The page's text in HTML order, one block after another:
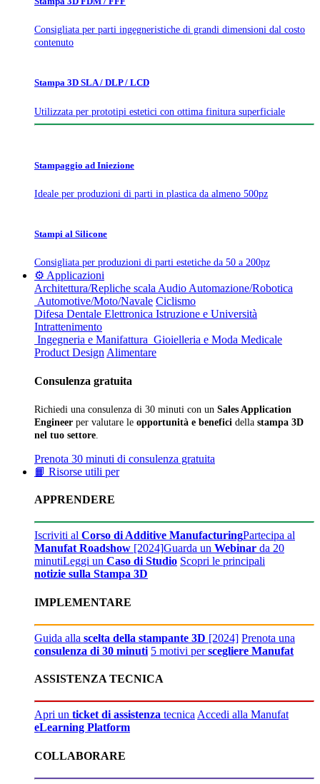
Consigliata per parti ingegneristiche di grandi dimensioni dal costo
contenuto
Stampa 3D SLA / DLP / LCD
Utilizzata per prototipi estetici con ottima finitura superficiale
Stampaggio ad Iniezione
Ideale per produzioni di parti in plastica da almeno 500pz
Stampi al Silicone
Consigliata per produzioni di parti estetiche da 50 a 200pz
⚙️ Applicazioni
Architettura/Repliche scala Audio Automazione/Robotica
Automotive/Moto/Navale Ciclismo
Difesa Dentale Elettronica Istruzione e Università
Intrattenimento
Ingegneria e Manifattura Gioielleria e Moda Medicale
Product Design Alimentare
Consulenza gratuita
Richiedi una consulenza di 30 minuti con un Sales Application
Engineer per valutare le opportunità e benefici della stampa 3D
nel tuo settore
Prenota 30 minuti di consulenza gratuita
📙 Risorse utili per
APPRENDERE
Iscriviti al Corso di Additive ManufacturingPartecipa al
Manufat Roadshow [2024]Guarda un Webinar da 20
minutiLeggi un Caso di Studio Scopri le principali
notizie sulla Stampa 3D
IMPLEMENTARE
Guida alla scelta della stampante 3D [2024] Prenota una
consulenza di 30 minuti 5 motivi perscegliere Manufat
ASSISTENZA TECNICA
Apri un ticket di assistenza tecnicaAccedi alla Manufat
eLearning Platform
COLLABORARE